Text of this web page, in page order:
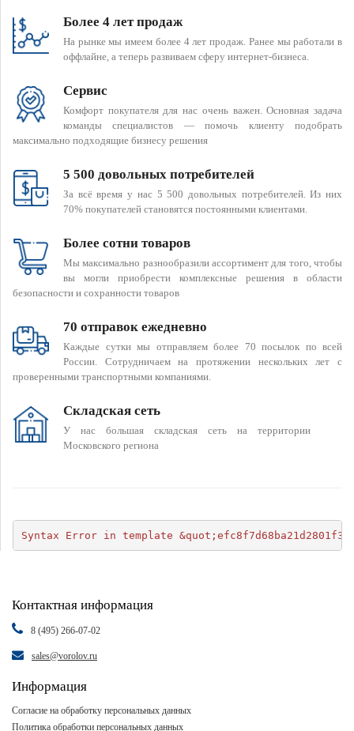
Более 4 лет продаж
На рынке мы имеем более 4 лет продаж. Ранее мы работали в
оффлайне, а теперь развиваем сферу интернет-бизнеса.
Сервис
Комфорт покупателя для нас очень важен. Основная задача
команды специалистов — помочь клиенту подобрать
максимально подходящие бизнесу решения
5 500 довольных потребителей
За всё время у нас 5 500 довольных потребителей. Из них
70% покупателей становятся постоянными клиентами.
Более сотни товаров
Мы максимально разнообразили ассортимент для того, чтобы
вы могли приобрести комплексные решения в области
безопасности и сохранности товаров
70 отправок ежедневно
Каждые сутки мы отправляем более 70 посылок по всей
России. Сотрудничаем на протяжении нескольких лет с
проверенными транспортными компаниями.
Складская сеть
У нас большая складская сеть на территории
Московского региона
Syntax Error in template
Контактная информация
8 (495) 266-07-02
sales@vorolov.ru
Информация
Согласие на обработку персональных данных
Политика обработки персональных данных